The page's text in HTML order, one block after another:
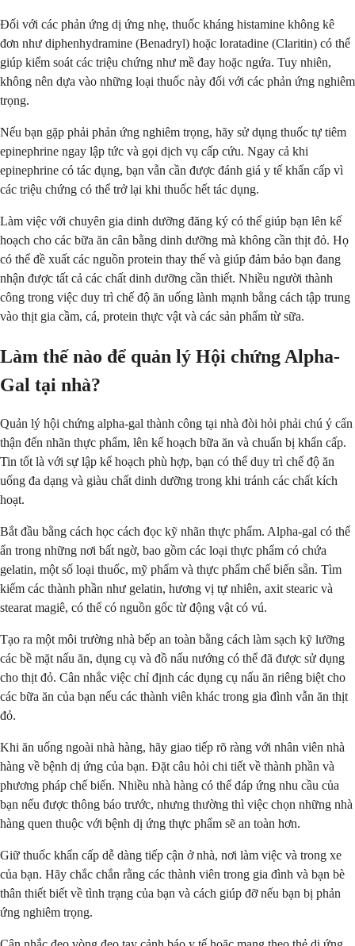
Đối với các phản ứng dị ứng nhẹ, thuốc kháng histamine không kê
đơn như diphenhydramine (Benadryl) hoặc loratadine (Claritin) có thể
giúp kiểm soát các triệu chứng như mề đay hoặc ngứa. Tuy nhiên,
không nên dựa vào những loại thuốc này đối với các phản ứng nghiêm
trọng.
Nếu bạn gặp phải phản ứng nghiêm trọng, hãy sử dụng thuốc tự tiêm
epinephrine ngay lập tức và gọi dịch vụ cấp cứu. Ngay cả khi
epinephrine có tác dụng, bạn vẫn cần được đánh giá y tế khẩn cấp vì
các triệu chứng có thể trở lại khi thuốc hết tác dụng.
Làm việc với chuyên gia dinh dưỡng đăng ký có thể giúp bạn lên kế
hoạch cho các bữa ăn cân bằng dinh dưỡng mà không cần thịt đỏ. Họ
có thể đề xuất các nguồn protein thay thế và giúp đảm bảo bạn đang
nhận được tất cả các chất dinh dưỡng cần thiết. Nhiều người thành
công trong việc duy trì chế độ ăn uống lành mạnh bằng cách tập trung
vào thịt gia cầm, cá, protein thực vật và các sản phẩm từ sữa.
Làm thế nào để quản lý Hội chứng Alpha-
Gal tại nhà?
Quản lý hội chứng alpha-gal thành công tại nhà đòi hỏi phải chú ý cẩn
thận đến nhãn thực phẩm, lên kế hoạch bữa ăn và chuẩn bị khẩn cấp.
Tin tốt là với sự lập kế hoạch phù hợp, bạn có thể duy trì chế độ ăn
uống đa dạng và giàu chất dinh dưỡng trong khi tránh các chất kích
hoạt.
Bắt đầu bằng cách học cách đọc kỹ nhãn thực phẩm. Alpha-gal có thể
ẩn trong những nơi bất ngờ, bao gồm các loại thực phẩm có chứa
gelatin, một số loại thuốc, mỹ phẩm và thực phẩm chế biến sẵn. Tìm
kiếm các thành phần như gelatin, hương vị tự nhiên, axit stearic và
stearat magiê, có thể có nguồn gốc từ động vật có vú.
Tạo ra một môi trường nhà bếp an toàn bằng cách làm sạch kỹ lưỡng
các bề mặt nấu ăn, dụng cụ và đồ nấu nướng có thể đã được sử dụng
cho thịt đỏ. Cân nhắc việc chỉ định các dụng cụ nấu ăn riêng biệt cho
các bữa ăn của bạn nếu các thành viên khác trong gia đình vẫn ăn thịt
đỏ.
Khi ăn uống ngoài nhà hàng, hãy giao tiếp rõ ràng với nhân viên nhà
hàng về bệnh dị ứng của bạn. Đặt câu hỏi chi tiết về thành phần và
phương pháp chế biến. Nhiều nhà hàng có thể đáp ứng nhu cầu của
bạn nếu được thông báo trước, nhưng thường thì việc chọn những nhà
hàng quen thuộc với bệnh dị ứng thực phẩm sẽ an toàn hơn.
Giữ thuốc khẩn cấp dễ dàng tiếp cận ở nhà, nơi làm việc và trong xe
của bạn. Hãy chắc chắn rằng các thành viên trong gia đình và bạn bè
thân thiết biết về tình trạng của bạn và cách giúp đỡ nếu bạn bị phản
ứng nghiêm trọng.